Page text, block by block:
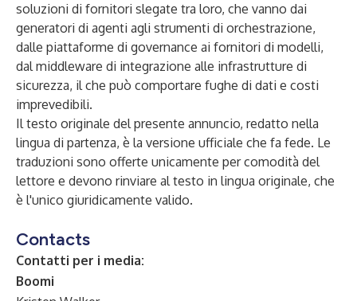
soluzioni di fornitori slegate tra loro, che vanno dai
generatori di agenti agli strumenti di orchestrazione,
dalle piattaforme di governance ai fornitori di modelli,
dal middleware di integrazione alle infrastrutture di
sicurezza, il che può comportare fughe di dati e costi
imprevedibili.
Il testo originale del presente annuncio, redatto nella
lingua di partenza, è la versione ufficiale che fa fede. Le
traduzioni sono offerte unicamente per comodità del
lettore e devono rinviare al testo in lingua originale, che
è l'unico giuridicamente valido.
Contacts
Contatti per i media:
Boomi